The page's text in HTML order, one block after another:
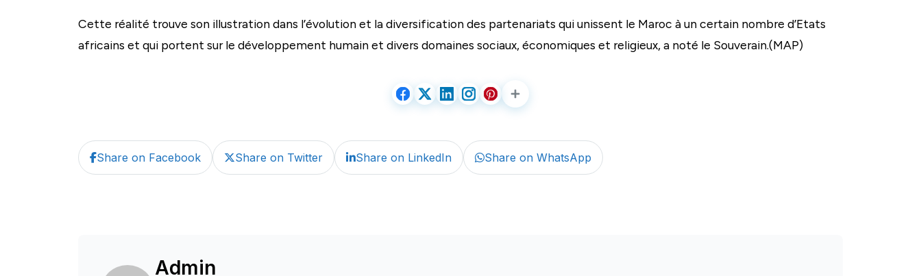
Cette réalité trouve son illustration dans l’évolution et la diversification des partenariats qui unissent le Maroc à un certain nombre d’Etats
africains et qui portent sur le développement humain et divers domaines sociaux, économiques et religieux, a noté le Souverain.(MAP)
Share on Facebook Share on Twitter Share on LinkedIn Share on WhatsApp
Admin